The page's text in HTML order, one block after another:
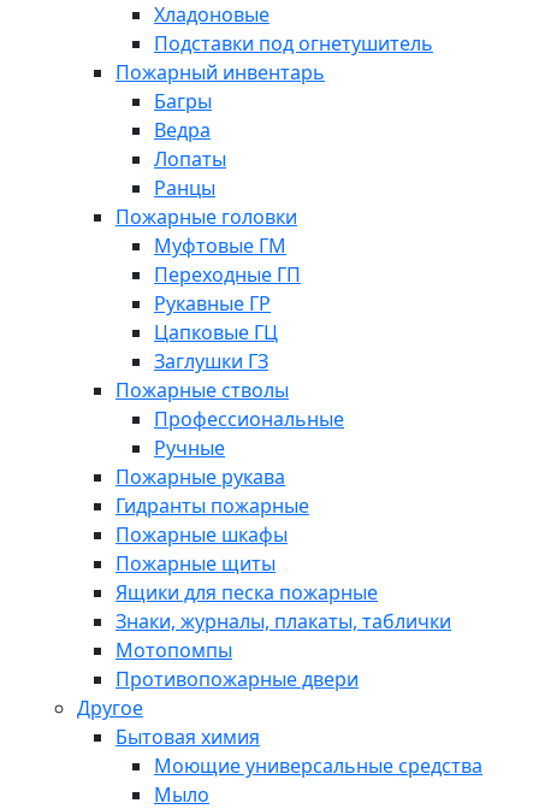
Хладоновые
Подставки под огнетушитель
Пожарный инвентарь
Багры
Ведра
Лопаты
Ранцы
Пожарные головки
Муфтовые ГМ
Переходные ГП
Рукавные ГР
Цапковые ГЦ
Заглушки ГЗ
Пожарные стволы
Профессиональные
Ручные
Пожарные рукава
Гидранты пожарные
Пожарные шкафы
Пожарные щиты
Ящики для песка пожарные
Знаки, журналы, плакаты, таблички
Мотопомпы
Противопожарные двери
Другое
Бытовая химия
Моющие универсальные средства
Мыло